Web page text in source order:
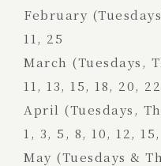
February
11, 25
March (Tuesdays,
11, 13, 15, 18, 20,
April (Tuesdays,
1, 3, 5, 8, 10, 12,
May (Tuesdays &